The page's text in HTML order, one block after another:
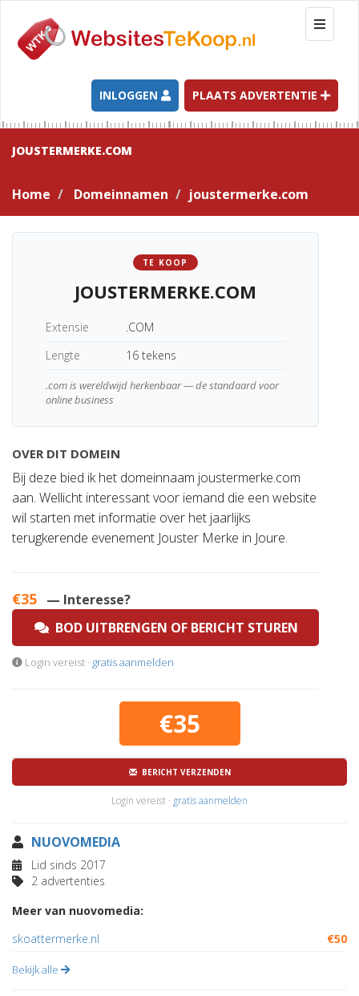
T
o
g
l
e
n
a
t
INLOGGEN PLAATS ADVERTENTIE
JOUSTERMERKE.COM
Home Domeinnamen joustermerke.com
TE KOOP
JOUSTERMERKE.COM
Extensie
.COM
Lengte
16 tekens
.com is wereldwijd herkenbaar — de standaard voor
online business
OVER DIT DOMEIN
Bij deze bied ik het domeinnaam joustermerke.com
aan. Wellicht interessant voor iemand die een website
wil starten met informatie over het jaarlijks
terugkerende evenement Jouster Merke in Joure.
€35 — Interesse?
BOD UITBRENGEN OF BERICHT STUREN
Login vereist · gratis aanmelden
€35
BERICHT VERZENDEN
Login vereist · gratis aanmelden
NUOVOMEDIA
Lid sinds 2017
2 advertenties
Meer van nuovomedia:
skoattermerke.nl
€50
Bekijk alle